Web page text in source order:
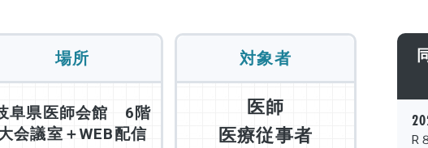
場所
阜県医師会館 6階
会議室＋WEB配信
対象者
医師
医療従事者
R